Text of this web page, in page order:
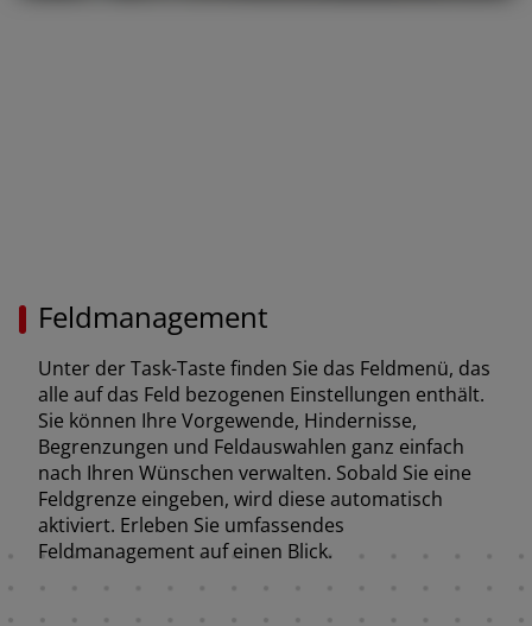
Feldmanagement
Unter der Task-Taste finden Sie das Feldmenü, das
alle auf das Feld bezogenen Einstellungen enthält.
Sie können Ihre Vorgewende, Hindernisse,
Begrenzungen und Feldauswahlen ganz einfach
nach Ihren Wünschen verwalten. Sobald Sie eine
Feldgrenze eingeben, wird diese automatisch
aktiviert. Erleben Sie umfassendes
Feldmanagement auf einen Blick.